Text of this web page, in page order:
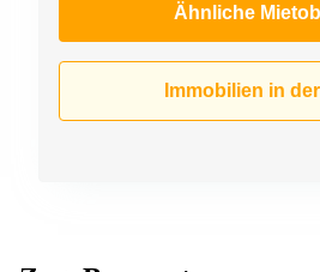
Ähnliche
Immobilien in